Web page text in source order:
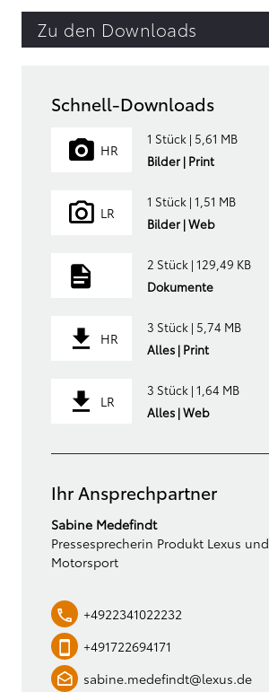
Zu den Downloads
Schnell-Downloads
HR
1 Stück | 5,61 MB
Bilder | Print
LR
1 Stück | 1,51 MB
Bilder | Web
2 Stück | 129,49 KB
Dokumente
HR
3 Stück | 5,74 MB
Alles | Print
LR
3 Stück | 1,64 MB
Alles | Web
Ihr Ansprechpartner
Sabine Medefindt
Pressesprecherin Produkt Lexus und
Motorsport
+4922341022232
+491722694171
sabine.medefindt@lexus.de